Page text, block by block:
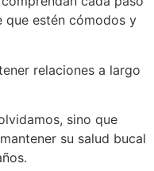
que estén cómodos y
relaciones a largo
sino que
su salud bucal